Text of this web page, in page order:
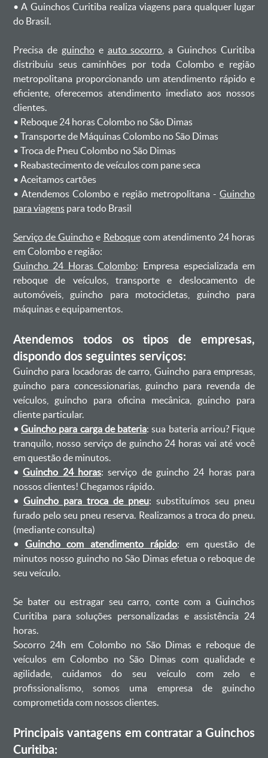
ㅤㅤ• A Guinchos Curitiba realiza viagens para qualquer lugar
do Brasil.
Precisa de guinchoe auto socorro , a Guinchos Curitiba
distribuiu seus caminhões por toda Colombo e região
metropolitana proporcionando um atendimento rápido e
eficiente, oferecemos atendimento imediato aos nossos
clientes.
ㅤㅤ• Reboque 24 horas Colombo no São Dimas
ㅤㅤ• Transporte de Máquinas Colombo no São Dimas
ㅤㅤ• Troca de Pneu Colombo no São Dimas
ㅤㅤ• Reabastecimento de veículos com pane seca
ㅤㅤ• Aceitamos cartões
ㅤㅤ• Atendemos Colombo e região metropolitana -Guincho
para viagenspara todo Brasil
Serviço de Guincho e Reboquecom atendimento 24 horas
em Colombo e região:
Guincho 24 Horas Colombo: Empresa especializada em
reboque de veículos, transporte e deslocamento de
automóveis, guincho para motocicletas, guincho para
máquinas e equipamentos.
Atendemos todos os tipos de empresas,
dispondo dos seguintes serviços:
Guincho para locadoras de carro, Guincho para empresas,
guincho para concessionarias, guincho para revenda de
veículos, guincho para oficina mecânica, guincho para
cliente particular.
•Guincho para carga de bateria: sua bateria arriou? Fique
tranquilo, nosso serviço de guincho 24 horas vai até você
em questão de minutos.
•Guincho 24 horas: serviço de guincho 24 horas para
nossos clientes! Chegamos rápido.
• Guincho para troca de pneu: substituímos seu pneu
furado pelo seu pneu reserva. Realizamos a troca do pneu.
(mediante consulta)
• Guincho com atendimento rápido: em questão de
minutos nosso guincho no São Dimas efetua o reboque de
seu veículo.
Se bater ou estragar seu carro, conte com a Guinchos
Curitiba para soluções personalizadas e assistência 24
horas.
Socorro 24h em Colombo no São Dimas e reboque de
veículos em Colombo no São Dimas com qualidade e
agilidade, cuidamos do seu veículo com zelo e
profissionalismo, somos uma empresa de guincho
comprometida com nossos clientes.
Principais vantagens em contratar a Guinchos
Curitiba: